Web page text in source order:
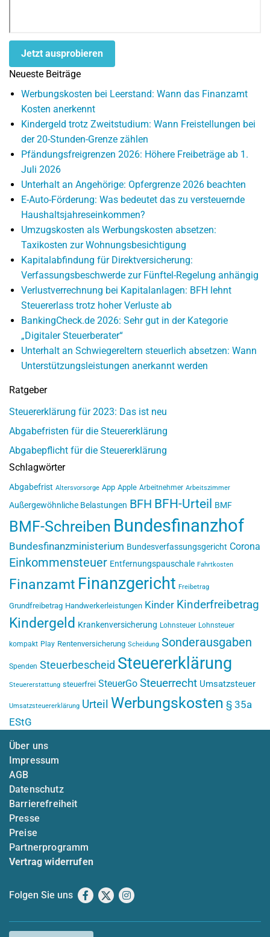
Jetzt ausprobieren
Neueste Beiträge
Werbungskosten bei Leerstand: Wann das Finanzamt
Kosten anerkennt
Kindergeld trotz Zweitstudium: Wann Freistellungen bei
der 20-Stunden-Grenze zählen
Pfändungsfreigrenzen 2026: Höhere Freibeträge ab 1.
Juli 2026
Unterhalt an Angehörige: Opfergrenze 2026 beachten
E-Auto-Förderung: Was bedeutet das zu versteuernde
Haushaltsjahreseinkommen?
Umzugskosten als Werbungskosten absetzen:
Taxikosten zur Wohnungsbesichtigung
Kapitalabfindung für Direktversicherung:
Verfassungsbeschwerde zur Fünftel-Regelung anhängig
Verlustverrechnung bei Kapitalanlagen: BFH lehnt
Steuererlass trotz hoher Verluste ab
BankingCheck.de 2026: Sehr gut in der Kategorie
„Digitaler Steuerberater“
Unterhalt an Schwiegereltern steuerlich absetzen: Wann
Unterstützungsleistungen anerkannt werden
Ratgeber
Steuererklärung für 2023: Das ist neu
Abgabefristen für die Steuererklärung
Abgabepflicht für die Steuererklärung
Schlagwörter
Abgabefrist Altersvorsorge App Apple Arbeitnehmer Arbeitszimmer
Außergewöhnliche Belastungen BFH BFH-Urteil BMF
BMF-Schreiben Bundesfinanzhof
Bundesfinanzministerium Bundesverfassungsgericht Corona
Einkommensteuer Entfernungspauschale Fahrtkosten
Finanzamt Finanzgericht Freibetrag
Grundfreibetrag Handwerkerleistungen Kinder Kinderfreibetrag
Kindergeld Krankenversicherung Lohnsteuer Lohnsteuer
kompakt Play Rentenversicherung Scheidung Sonderausgaben
Spenden Steuerbescheid Steuererklärung
Steuererstattung steuerfrei SteuerGo Steuerrecht Umsatzsteuer
Umsatzsteuererklärung Urteil Werbungskosten § 35a
EStG
Über uns
Impressum
AGB
Datenschutz
Barrierefreiheit
Presse
Preise
Partnerprogramm
Vertrag widerrufen
Folgen Sie uns Facebook
X Instagram